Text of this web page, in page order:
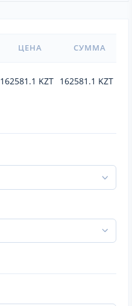
ЦЕНА СУММА
162581.1 KZT 162581.1 KZT